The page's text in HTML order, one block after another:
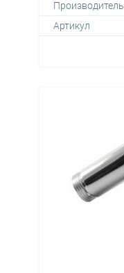
Производитель
Артикул